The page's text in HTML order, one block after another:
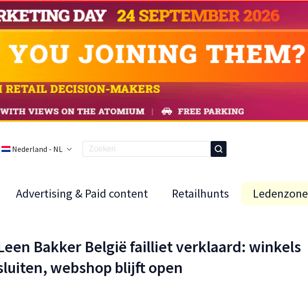
Nederland - NL
Advertising & Paid content Retailhunts Ledenzone
Bakker België failliet verklaard: winkels
webshop blijft open